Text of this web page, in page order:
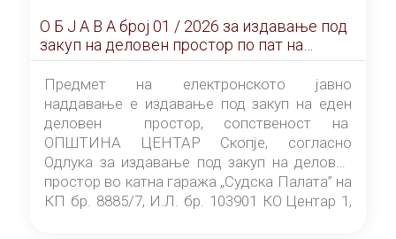
О Б Ј А В А брoj 01 / 2026 за издавање под
закуп на деловен простор по пат на
ЕЛЕКТРОНСКО ЈАВНО НАДДАВАЊЕ
Предмет на електронското јавно
наддавање е издавање под закуп на еден
деловен простор, сопственост на
ОПШТИНА ЦЕНТАР Скопје, согласно
Одлука за издавање под закуп на деловен
простор во катна гаража „Судска Палата” на
КП бр. 8885/7, И.Л. бр. 103901 КО Центар 1,